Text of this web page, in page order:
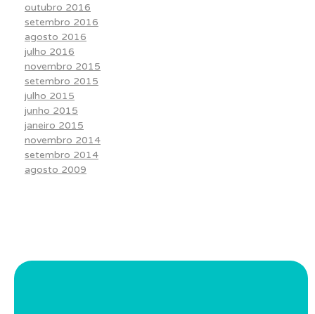
outubro 2016
setembro 2016
agosto 2016
julho 2016
novembro 2015
setembro 2015
julho 2015
junho 2015
janeiro 2015
novembro 2014
setembro 2014
agosto 2009